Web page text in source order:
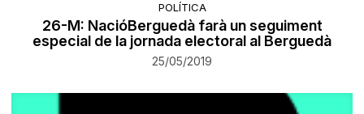
POLÍTICA
26-M: NacióBerguedà farà un seguiment
especial de la jornada electoral al Berguedà
25/05/2019